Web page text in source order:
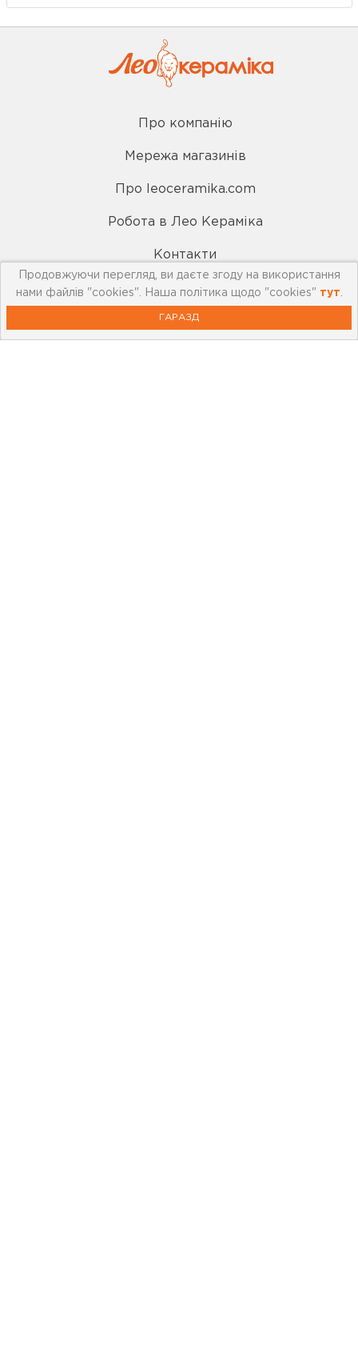
Про компанію
Мережа магазинів
Про leoceramika.com
Робота в Лео Кераміка
Контакти
Корисна інформація
Продовжуючи перегляд, ви даєте згоду на використання
нами файлів "cookies". Наша політика щодо "cookies" тут
ГАРАЗД